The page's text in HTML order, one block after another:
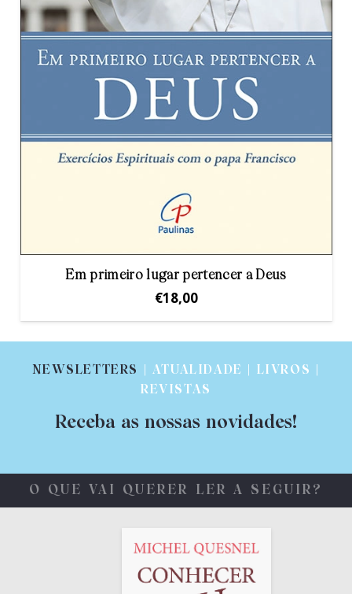
Em primeiro lugar pertencer a Deus
€18,00
NEWSLETTERS
| ATUALIDADE | LIVROS |
REVISTAS
Receba as nossas novidades!
O QUE VAI QUERER LER A SEGUIR?